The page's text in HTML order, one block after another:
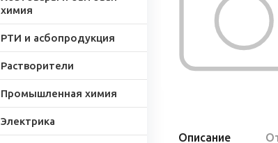
химия
РТИ и асбопродукция
Растворители
Промышленная химия
Электрика
Описание